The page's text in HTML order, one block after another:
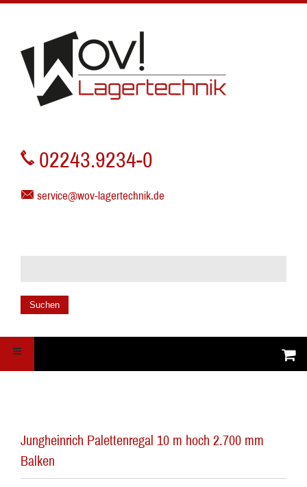
02243.9234-0
service@wov-lagertechnik.de
Suchen
Jungheinrich Palettenregal 10 m hoch 2.700 mm
Balken